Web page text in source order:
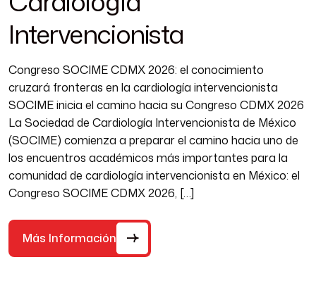
Intervencionista
Congreso SOCIME CDMX 2026: el conocimiento
cruzará fronteras en la cardiología intervencionista
SOCIME inicia el camino hacia su Congreso CDMX 2026
La Sociedad de Cardiología Intervencionista de México
(SOCIME) comienza a preparar el camino hacia uno de
los encuentros académicos más importantes para la
comunidad de cardiología intervencionista en México: el
Congreso SOCIME CDMX 2026, […]
Más Información